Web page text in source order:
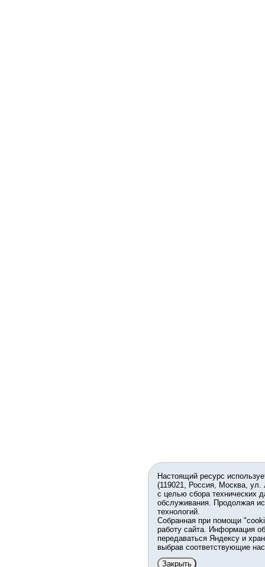
Настоящий ресурс
(119021, Россия, Москва,
с целью сбора технических
обслуживания. Продолжая
технологий.
Собранная при помощи
работу сайта. Информация
передаваться Яндексу и
выбрав соответствующие
Закрыть